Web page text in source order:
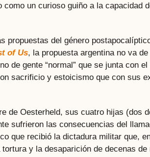
un curioso guiño a la capacidad
propuestas del género
of Us, la propuesta argentina no va
de gente “normal” que se junta con
sacrificio y estoicismo que con sus
de Oesterheld, sus cuatro hijas (dos
sufrieron las consecuencias del
que recibió la dictadura militar que,
y la desaparición de decenas de